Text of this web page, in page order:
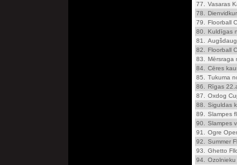
77.
Vasaras
78.
79.
Floorball
80.
Kuldīgas
81.
82.
Floorball
83.
Mērsraga
84.
Cēres
85.
Tukuma
86.
Rīgas
87.
Oxdog
88.
Siguldas
89.
Slampes
90.
Slampes
91.
Ogre
92.
Summer
93.
Ghetto
94.